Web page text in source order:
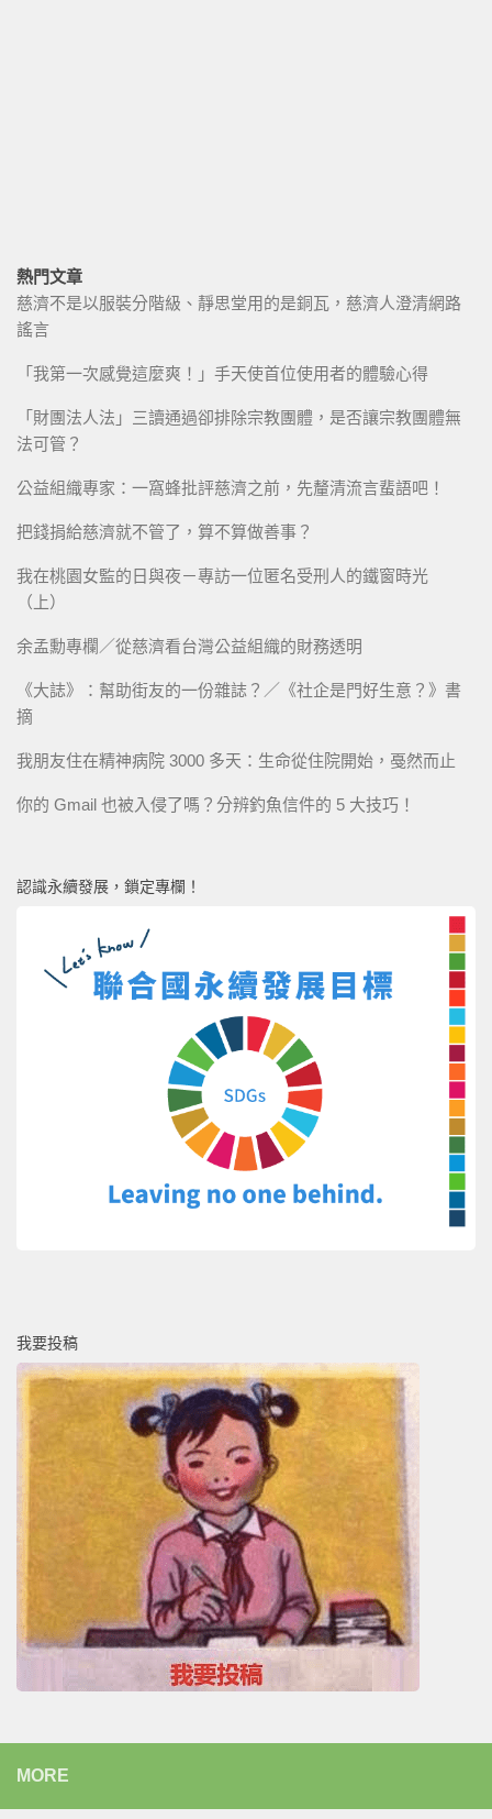
熱門文章
慈濟不是以服裝分階級、靜思堂用的是銅瓦，慈濟人澄清網路
謠言
「我第一次感覺這麼爽！」手天使首位使用者的體驗心得
「財團法人法」三讀通過卻排除宗教團體，是否讓宗教團體無
法可管？
公益組織專家：一窩蜂批評慈濟之前，先釐清流言蜚語吧！
把錢捐給慈濟就不管了，算不算做善事？
我在桃園女監的日與夜－專訪一位匿名受刑人的鐵窗時光
（上）
余孟勳專欄／從慈濟看台灣公益組織的財務透明
《大誌》：幫助街友的一份雜誌？／《社企是門好生意？》書
摘
我朋友住在精神病院 3000 多天：生命從住院開始，戞然而止
你的 Gmail 也被入侵了嗎？分辨釣魚信件的 5 大技巧！
認識永續發展，鎖定專欄！
我要投稿
MORE